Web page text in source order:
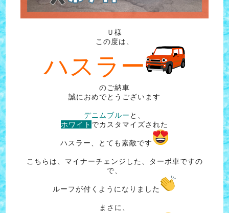
Ｕ様
この度は、
ハスラー
のご納車
誠におめでとうございます
デニムブルー と、
ホワイト でカスタマイズされた
ハスラー、とても素敵です
こちらは、マイナーチェンジした、ターボ車ですの
で、
ルーフが付くようになりました
まさに、